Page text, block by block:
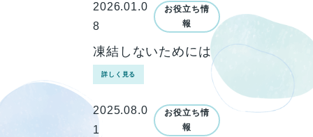
2026.01.0
8
お役立ち情
報
凍結しないためには
詳しく見る
2025.08.0
1
お役立ち情
報